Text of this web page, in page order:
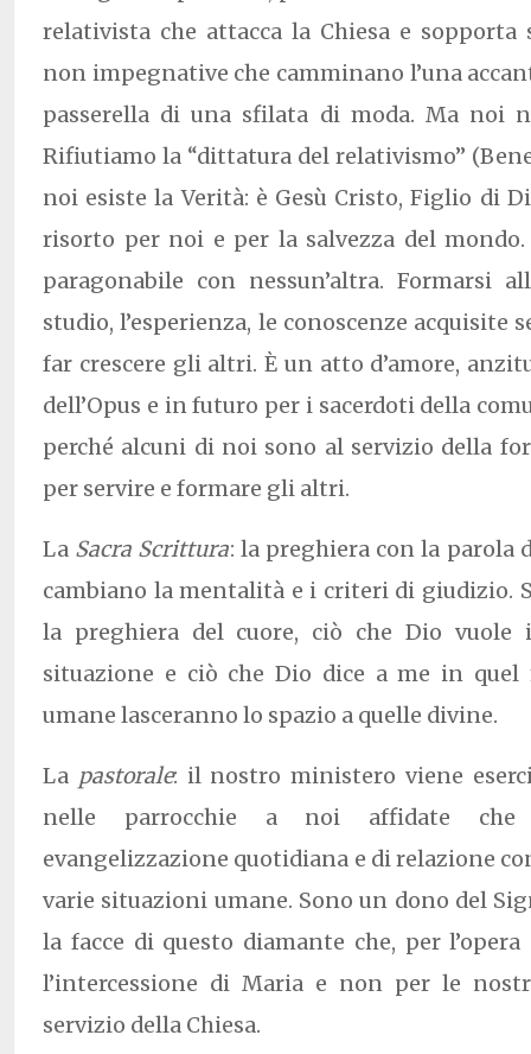
relativista che attacca la Chiesa e
non impegnative che camminano l’una
passerella di una sfilata di moda. Ma noi
Rifiutiamo la “dittatura del relativismo”
noi esiste la Verità: è Gesù Cristo, Figlio di
risorto per noi e per la salvezza del
paragonabile con nessun’altra. Formarsi
studio, l’esperienza, le conoscenze acquisite
far crescere gli altri. È un atto d’amore,
dell’Opus e in futuro per i sacerdoti della
perché alcuni di noi sono al servizio della
per servire e formare gli altri.
La Sacra Scrittura: la preghiera con la parola
cambiano la mentalità e i criteri di giudizio.
la preghiera del cuore, ciò che Dio vuole
situazione e ciò che Dio dice a me in quel
umane lasceranno lo spazio a quelle divine.
La pastorale: il nostro ministero viene
nelle parrocchie a noi affidate
evangelizzazione quotidiana e di relazione
varie situazioni umane. Sono un dono del
la facce di questo diamante che, per
l’intercessione di Maria e non per le
servizio della Chiesa.